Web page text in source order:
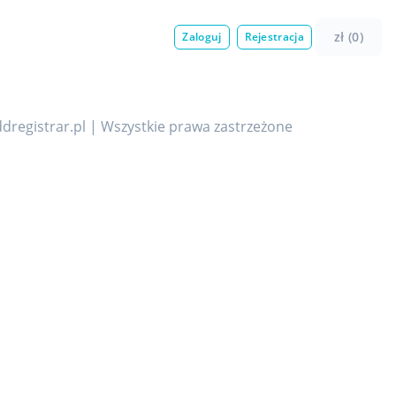
Zaloguj Rejestracja zł (0)
| Wszystkie prawa zastrzeżone